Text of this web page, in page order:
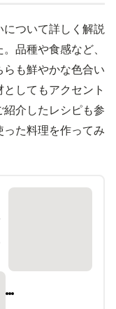
ついて詳しく解説
品種や食感など、
も鮮やかな色合い
してもアクセント
介したレシピも参
た料理を作ってみ